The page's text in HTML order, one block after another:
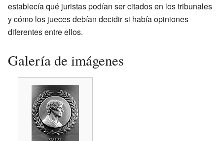
establecía qué juristas podían ser citados en los tribunales
y cómo los jueces debían decidir si había opiniones
diferentes entre ellos.
Galería de imágenes